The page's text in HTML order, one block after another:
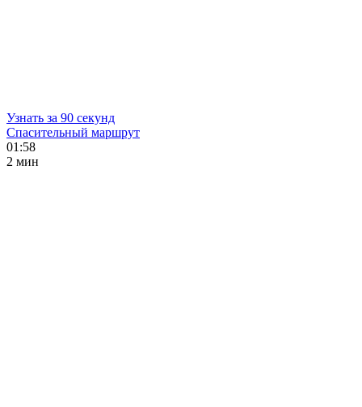
Узнать за 90 секунд
Спасительный маршрут
01:58
2 мин